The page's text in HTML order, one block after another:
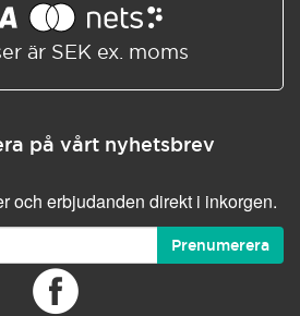
är SEK ex. moms
på vårt nyhetsbrev
och erbjudanden direkt i inkorgen.
Prenumerera